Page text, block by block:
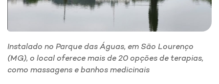
Instalado no Parque das Águas, em São Lourenço
(MG), o local oferece mais de 20 opções de terapias,
como massagens e banhos medicinais